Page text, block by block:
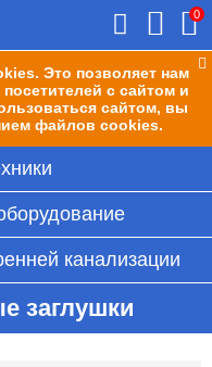
Это позволяет нам
с сайтом и
сайтом, вы
файлов cookies.
0
канализации
заглушки